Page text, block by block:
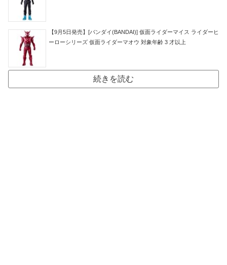
【9月5日発売】[バンダイ(BANDAI)] 仮面ライダーマイス ライダーヒ
ーローシリーズ 仮面ライダーマオウ 対象年齢 3 才以上
続きを読む